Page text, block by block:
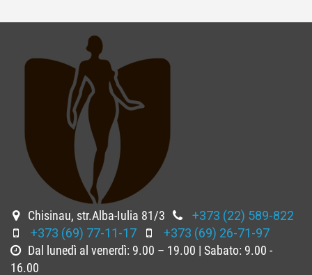
Chisinau, str.Alba-Iulia 81/3
+373 (22) 589-822
+373 (69) 77-11-17
+373 (69) 26-71-97
Dal lunedì al venerdì: 9.00 – 19.00 | Sabato: 9.00 -
16.00